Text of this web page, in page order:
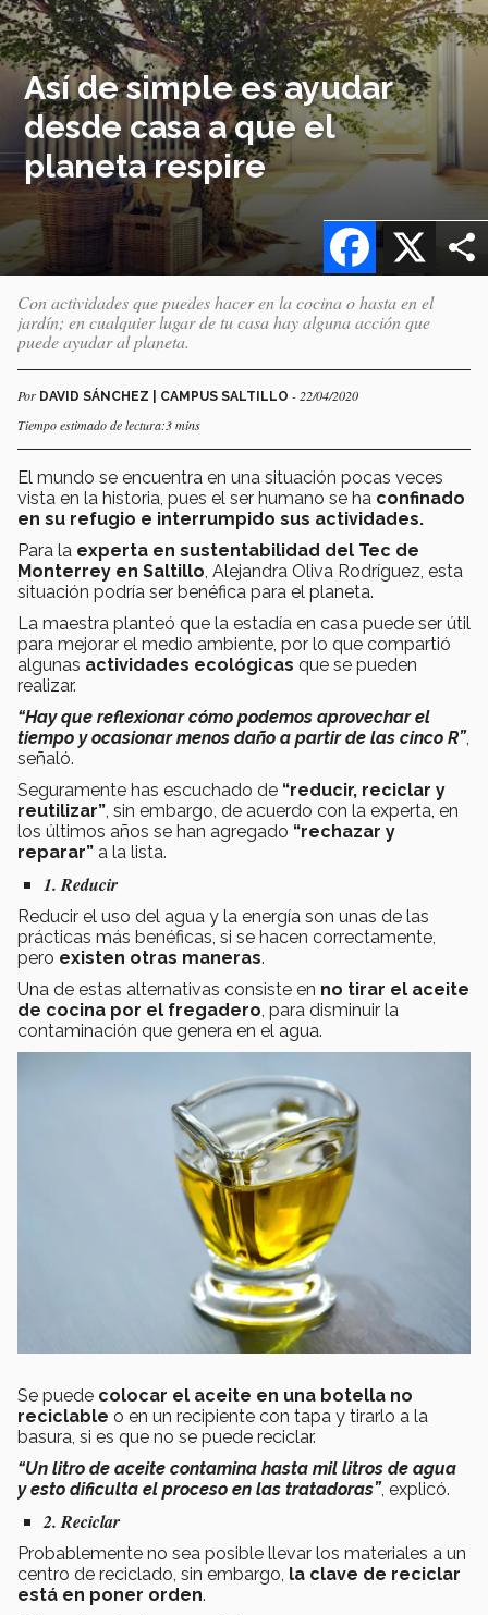
Así de simple es ayudar
desde casa a que el
planeta respire
X
Facebook
Con actividades que puedes hacer en la cocina o hasta en el
jardín; en cualquier lugar de tu casa hay alguna acción que
puede ayudar al planeta.
Por DAVID SÁNCHEZ | CAMPUS SALTILLO - 22/04/2020
Tiempo estimado de lectura:3 mins
El mundo se encuentra en una situación pocas veces
vista en la historia, pues el ser humano se ha confinado
en su refugio e interrumpido sus actividades.
Para la experta en sustentabilidad del Tec de
Monterrey en Saltillo , Alejandra Oliva Rodríguez, esta
situación podría ser benéfica para el planeta.
La maestra planteó que la estadía en casa puede ser útil
para mejorar el medio ambiente, por lo que compartió
algunas actividades ecológicas que se pueden
realizar.
“Hay que reflexionar cómo podemos aprovechar el
tiempo y ocasionar menos daño a partir de las cinco R”,
señaló.
Seguramente has escuchado de “reducir, reciclar y
reutilizar” , sin embargo, de acuerdo con la experta, en
los últimos años se han agregado “rechazar y
reparar” a la lista.
1. Reducir
Reducir el uso del agua y la energía son unas de las
prácticas más benéficas, si se hacen correctamente,
pero existen otras maneras.
Una de estas alternativas consiste en no tirar el aceite
de cocina por el fregadero , para disminuir la
contaminación que genera en el agua.
Se puede colocar el aceite en una botella no
reciclable o en un recipiente con tapa y tirarlo a la
basura, si es que no se puede reciclar.
“Un litro de aceite contamina hasta mil litros de agua
y esto dificulta el proceso en las tratadoras”, explicó.
2. Reciclar
Probablemente no sea posible llevar los materiales a un
centro de reciclado, sin embargo, la clave de reciclar
está en poner orden.